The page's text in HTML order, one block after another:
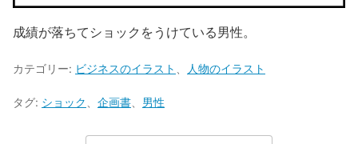
成績が落ちてショックをうけている男性。
カテゴリー: ビジネスのイラスト 人物のイラスト
タグ: ショック 企画書 男性